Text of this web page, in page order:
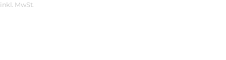
inkl. MwSt.